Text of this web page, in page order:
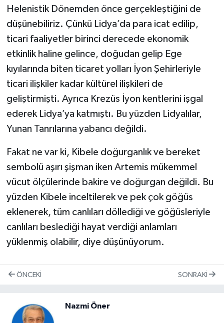
Helenistik Dönemden önce gerçekleştiğini de
düşünebiliriz. Çünkü Lidya’da para icat edilip,
ticari faaliyetler birinci derecede ekonomik
etkinlik haline gelince, doğudan gelip Ege
kıyılarında biten ticaret yolları İyon Şehirleriyle
ticari ilişkiler kadar kültürel ilişkileri de
geliştirmişti. Ayrıca Krezüs İyon kentlerini işgal
ederek Lidya’ya katmıştı. Bu yüzden Lidyalılar,
Yunan Tanrılarına yabancı değildi.
Fakat ne var ki, Kibele doğurganlık ve bereket
sembolü aşırı şişman iken Artemis mükemmel
vücut ölçülerinde bakire ve doğurgan değildi. Bu
yüzden Kibele inceltilerek ve pek çok göğüs
eklenerek, tüm canlıları döllediği ve göğüsleriyle
canlıları beslediği hayat verdiği anlamları
yüklenmiş olabilir, diye düşünüyorum.
ÖNCEKI SONRAKI
Nazmi Öner